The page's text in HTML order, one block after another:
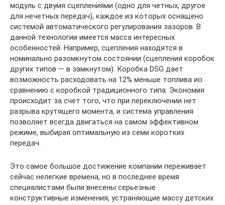
модуль с двумя сцеплениями (одно для четных, другое
для нечетных передач), каждое из которых оснащено
системой автоматического регулирования зазоров. В
данной технологии имеется масса интересных
особенностей. Например, сцепления находятся в
номинально разомкнутом состоянии (сцепления коробок
других типов — в замкнутом). Коробка DSG дает
возможность расходовать на 12% меньше топлива ио
сравнению с коробкой традиционного типа. Экономия
происходит за счет того, что при переключении нет
разрыва крутящего момента, и система управления
позволяет всегда двигаться на самом эффективном
режиме, выбирая оптимальную из семи коротких
передач.
Это самое большое достижение компании переживает
сейчас нелегкие времена, но в последнее время
специалистами были внесены серьезные
конструктивные изменения, устраняющие массу детских